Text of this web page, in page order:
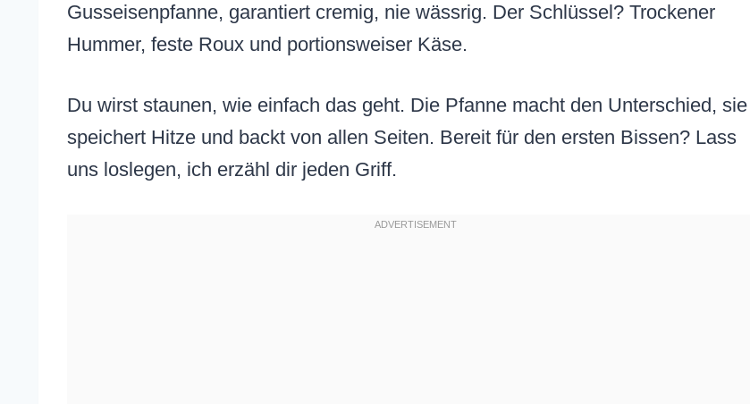
Gusseisenpfanne, garantiert cremig, nie wässrig. Der Schlüssel? Trockener
Hummer, feste Roux und portionsweiser Käse.
Du wirst staunen, wie einfach das geht. Die Pfanne macht den Unterschied, sie
speichert Hitze und backt von allen Seiten. Bereit für den ersten Bissen? Lass
uns loslegen, ich erzähl dir jeden Griff.